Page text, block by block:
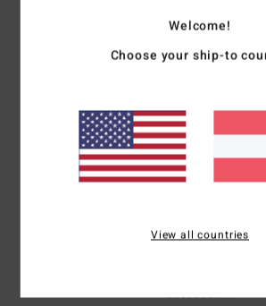
Größe
Farbe
Welcome!
Choose your ship-to
View all countries